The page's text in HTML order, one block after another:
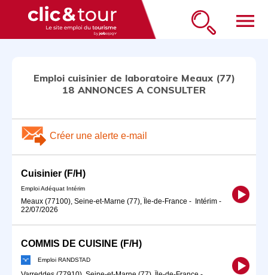
menu
Emploi cuisinier de laboratoire Meaux (77)
18 ANNONCES A CONSULTER
Créer une alerte e-mail
Cuisinier (F/H)
Emploi Adéquat Intérim
Meaux (77100), Seine-et-Marne (77), Île-de-France - Intérim -
22/07/2026
COMMIS DE CUISINE (F/H)
Emploi RANDSTAD